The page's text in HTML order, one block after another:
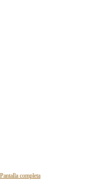
Pantalla completa